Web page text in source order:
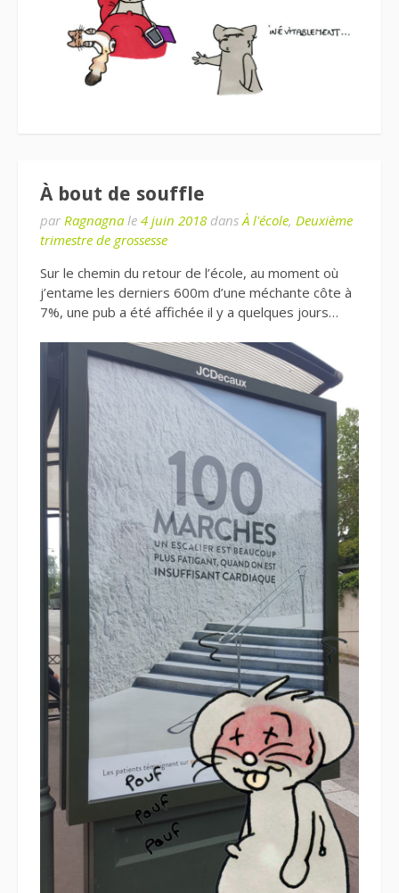
À bout de souffle
par Ragnagna le 4 juin 2018 dansÀ l'école, Deuxième
trimestre de grossesse
Sur le chemin du retour de l’école, au moment où
j’entame les derniers 600m d’une méchante côte à
7%, une pub a été affichée il y a quelques jours…